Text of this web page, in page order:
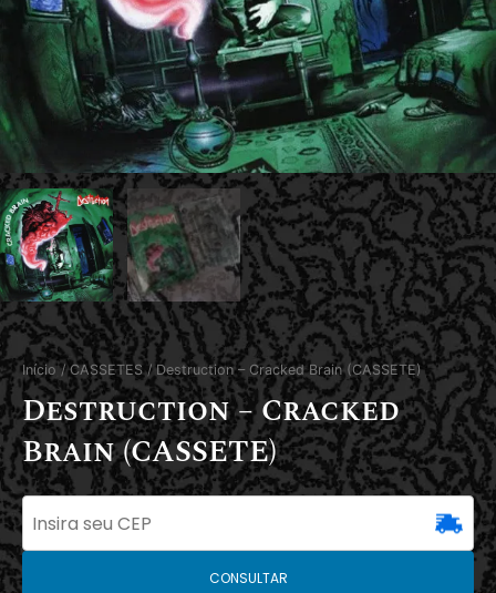
Início/CASSETES/ Destruction – Cracked Brain (CASSETE)
Destruction – Cracked
Brain (CASSETE)
CONSULTAR